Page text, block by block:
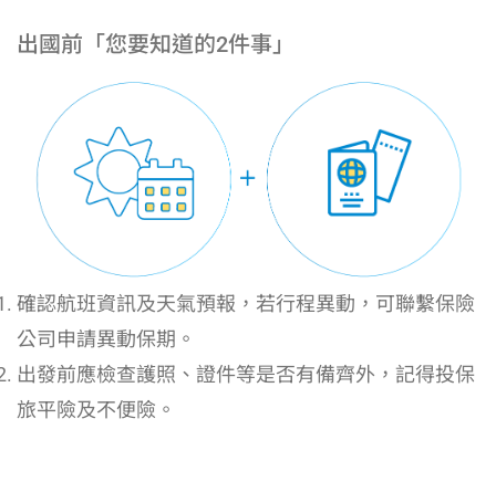
出國前「您要知道的2件事」
確認航班資訊及天氣預報，若行程異動，可聯繫保險
公司申請異動保期。
出發前應檢查護照、證件等是否有備齊外，記得投保
旅平險及不便險。